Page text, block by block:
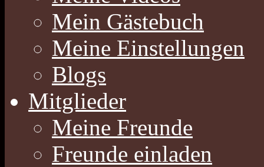
Mein Gästebuch
Meine Einstellungen
Blogs
Mitglieder
Meine Freunde
Freunde einladen